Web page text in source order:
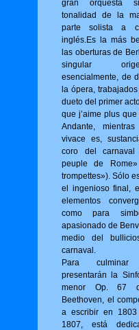
gran orquesta
tonalidad de la
parte solista a
inglés.Es la más
las oberturas de
singular
esencialmente, de
la ópera,
dueto del primer
que j’aime plus que
Andante,
vivace es,
coro del carnaval
peuple de
trompettes»). Sólo
el ingenioso final,
elementos
como para
apasionado de
medio del
carnaval.
Para
presentarán la
menor Op. 67
Beethoven, el
a escribir en
1807, está